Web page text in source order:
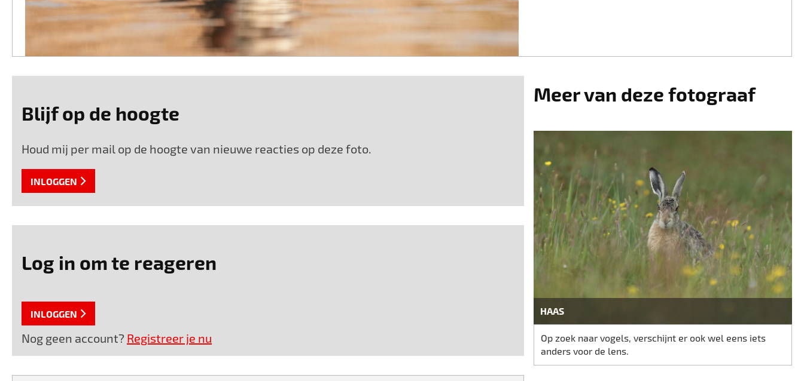
Blijf op de hoogte
Houd mij per mail op de hoogte van nieuwe reacties op deze foto.
INLOGGEN
Log in om te reageren
INLOGGEN
Nog geen account? Registreer je nu
Meer van deze fotograaf
HAAS
Op zoek naar vogels, verschijnt er ook wel eens iets
anders voor de lens.